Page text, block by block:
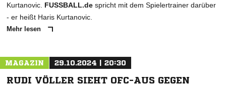
Kurtanovic. FUSSBALL.de spricht mit dem Spielertrainer darüber
- er heißt Haris Kurtanovic.
Mehr lesen
MAGAZIN 29.10.2024 | 20:30
RUDI VÖLLER SIEHT OFC-AUS GEGEN